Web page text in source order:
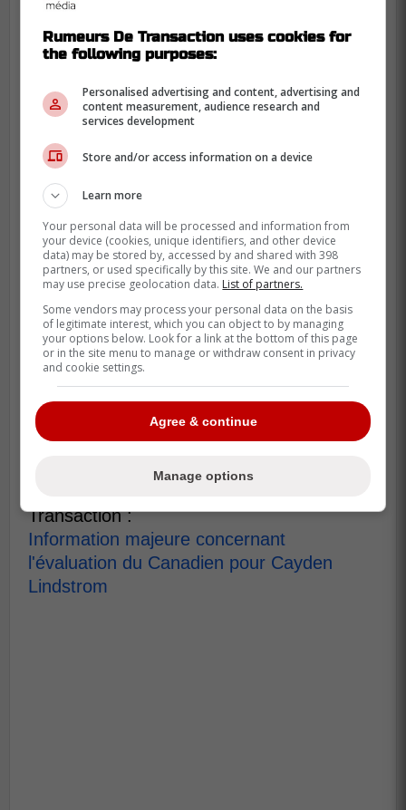
Âgé de 22 ans, Norlinder devrait
commencer la saison à Laval. La saison
dernière avec Frolunda HC, le jeune arrière
a récolté deux points en 21 rencontres. Il
points en neuf joutes.
Transaction :
Information majeure concernant
l'évaluation du Canadien pour Cayden
Lindstrom
Rumeurs De Transaction uses cookies for
the following purposes:
Personalised advertising and content, advertising and
content measurement, audience research and
services development
Store and/or access information on a device
Learn more
Your personal data will be processed and information from
your device (cookies, unique identifiers, and other device
data) may be stored by, accessed by and shared with 398
partners, or used specifically by this site. We and our partners
may use precise geolocation data. List of partners.
Some vendors may process your personal data on the basis
of legitimate interest, which you can object to by managing
your options below. Look for a link at the bottom of this page
or in the site menu to manage or withdraw consent in privacy
and cookie settings.
Agree & continue
Manage options